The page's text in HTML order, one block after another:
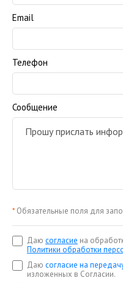
Email
Телефон
Сообщение
* Обязательные поля для
Даю согласие на
Политики обработки
Даю согласие на
изложенных в Согласии.